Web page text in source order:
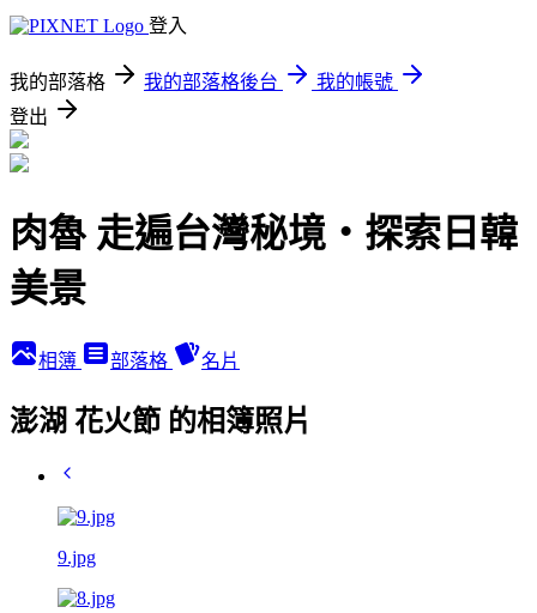
登入
我的部落格 我的部落格後台
我的帳號
登出
肉魯 走遍台灣秘境・探索日韓
美景
相簿 部落格 名片
澎湖 花火節 的相簿照片
9.jpg